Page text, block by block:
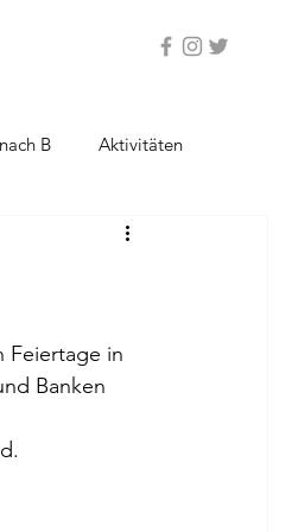
B Aktivitäten
Feiertage in
Banken